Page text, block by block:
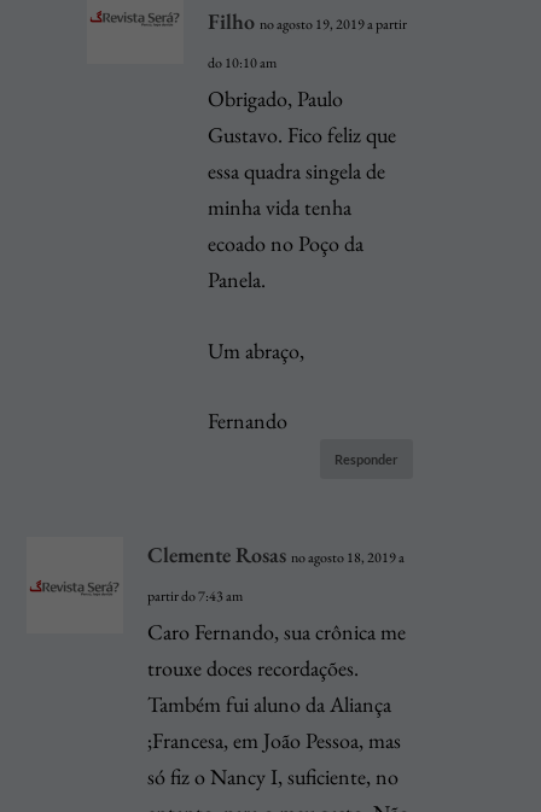
Filho no agosto 19, 2019 a partir
do 10:10 am
Obrigado, Paulo
Gustavo. Fico feliz que
essa quadra singela de
minha vida tenha
ecoado no Poço da
Panela.
Um abraço,
Fernando
Responder
Clemente Rosas no agosto 18, 2019 a
partir do 7:43 am
Caro Fernando, sua crônica me
trouxe doces recordações.
Também fui aluno da Aliança
;Francesa, em João Pessoa, mas
só fiz o Nancy I, suficiente, no